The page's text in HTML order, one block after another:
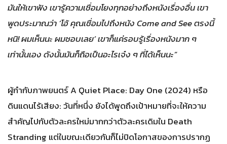
มันให้เขาฟัง เขารู้ความเชื่อมโยงทุกอย่างถึงหนังเรื่องอื่น เขา
พูดประมาณว่า ‘โอ้ คุณเชื่อมไปถึงหนัง Come and See ตรงนี้
หนิ! ผมเห็นนะ ผมชอบเลย’ เขาก็แค่รอบรู้เรื่องหนังมาก ๆ
เท่านั้นเอง ดังนั้นมันก็ถือเป็นอะไรเจ๋ง ๆ ที่ได้เห็นนะ”
ผู้กำกับภาพยนตร์ A Quiet Place: Day One (2024) หรือ
ดินแดนไร้เสียง: วันที่หนึ่ง ยังได้พูดถึงเป้าหมายที่จะให้ความ
สำคัญไปกับตัวละครใหม่มากกว่าตัวละครเดิมใน Death
Stranding แต่ในขณะเดียวกันก็ไม่ปิดโอกาสของการปรากฏ